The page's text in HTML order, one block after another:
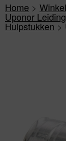
Home > Winkel
Uponor
Hulpstukken>